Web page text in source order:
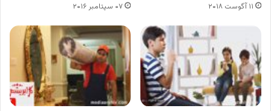
۱۱ آگوست ۲۰۱۸ ۰۷ سپتامبر ۲۰۱۶